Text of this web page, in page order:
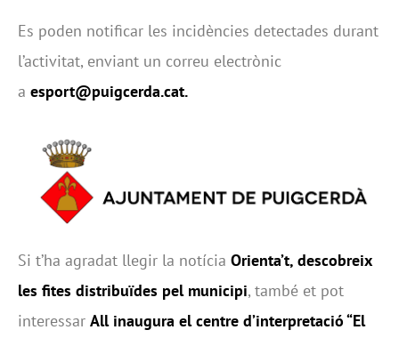
Es poden notificar les incidències detectades durant
l’activitat, enviant un correu electrònic
a esport@puigcerda.cat.
Si t’ha agradat llegir la notícia Orienta’t, descobreix
les fites distribuïdes pel municipi, també et pot
interessar All inaugura el centre d’interpretació “El